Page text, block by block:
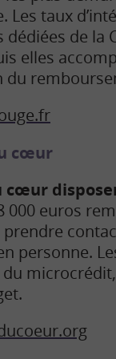
Les taux
de la
elles
du
cœur
000 euros
personne.